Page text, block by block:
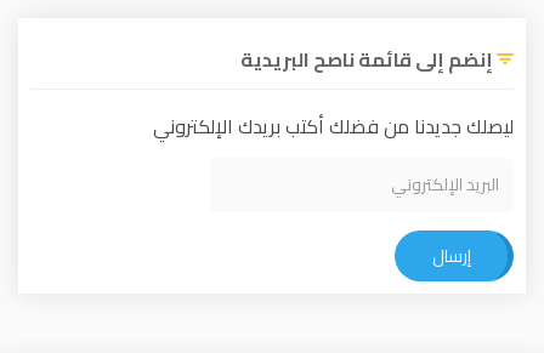
إنضم إلى قائمة ناصح البريدية
ليصلك جديدنا من فضلك أكتب بريدك الإلكتروني
إرسال